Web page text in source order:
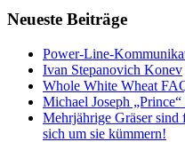
Neueste Beiträge
Power-Line-
Ivan Stepanovich Konev
Whole White Wheat
Michael Joseph
Mehrjährige Gräser sind
sich um sie kümmern!